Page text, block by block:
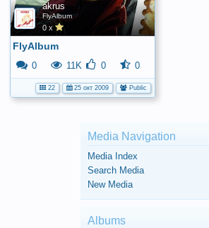
akrus
FlyAlbum
0 x
FlyAlbum
0 11K 0 0
22 25 окт 2009 Public
Media Navigation
Media Index
Search Media
New Media
Albums